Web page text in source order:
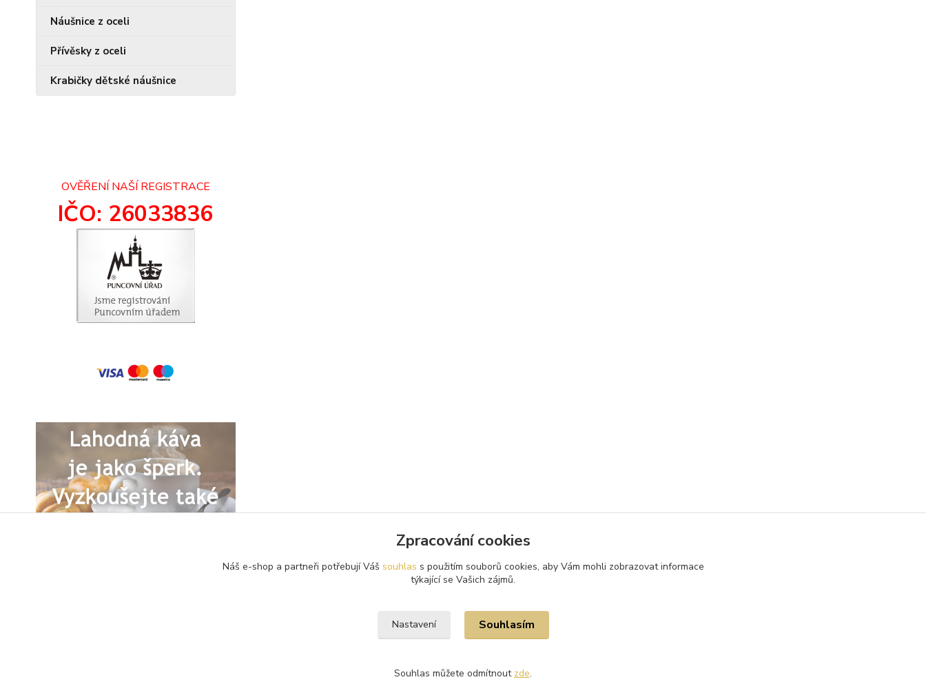
Náušnice z oceli
Přívěsky z oceli
Krabičky dětské náušnice
OVĚŘENÍ NAŠÍ REGISTRACE
IČO: 26033836
Zpracování cookies
Náš e-shop a partneři potřebují Váš souhlas s použitím souborů cookies, aby Vám mohli zobrazovat informace
týkající se Vašich zájmů.
Nastavení Souhlasím
Souhlas můžete odmítnout zde.